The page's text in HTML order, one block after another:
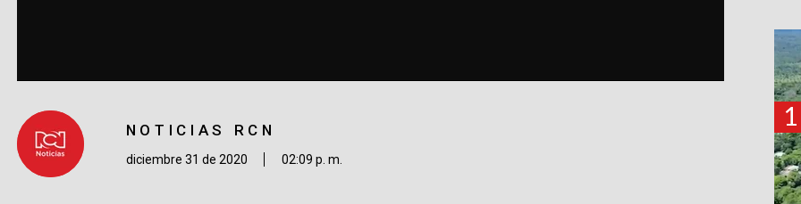
NOTICIAS RCN
diciembre 31 de 2020 02:09 p. m.
1